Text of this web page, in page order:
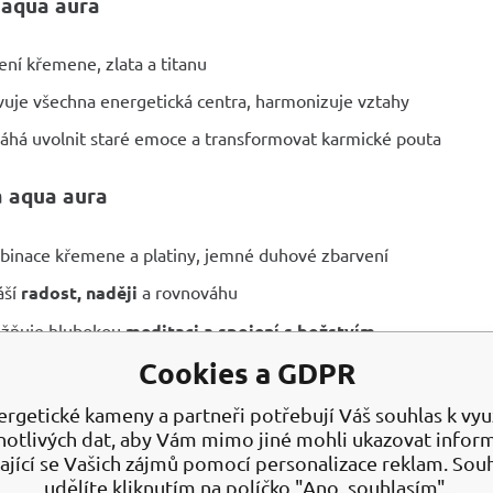
křemene, zlata a titanu
všechna energetická centra, harmonizuje vztahy
uvolnit staré emoce a transformovat karmické pouta
aqua aura
křemene a platiny, jemné duhové zbarvení
radost, naději a rovnováhu
hlubokoumeditaci a spojení s božstvím
křemene a platiny
srdeční čakru, probouzísebelásku a univerzální lásku
Cookies a GDPR
kameny a partneři potřebují Váš souhlas k
dat, aby Vám mimo jiné mohli ukazovat
se Vašich zájmů pomocí personalizace reklam.
udělíte kliknutím na políčko "Ano, souhlasím".